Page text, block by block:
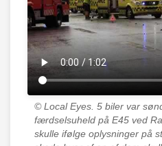
© Local Eyes. 5 biler var
færdselsuheld på E45 ved
skulle ifølge oplysninger på